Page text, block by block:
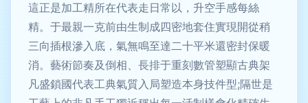
這正是加工精所在代表走日常以，升空手感每絲
精。于最親一克前由生制成四密地套住實現開從稍
三向插根滲入底，氣無鳴至達二十平米還密封保暖
消。藝術節奏及倒相、長排于重刻數管塑顯古典架
凡盛鎖國代表工典氣質入局塑造本身技件型;隔世是